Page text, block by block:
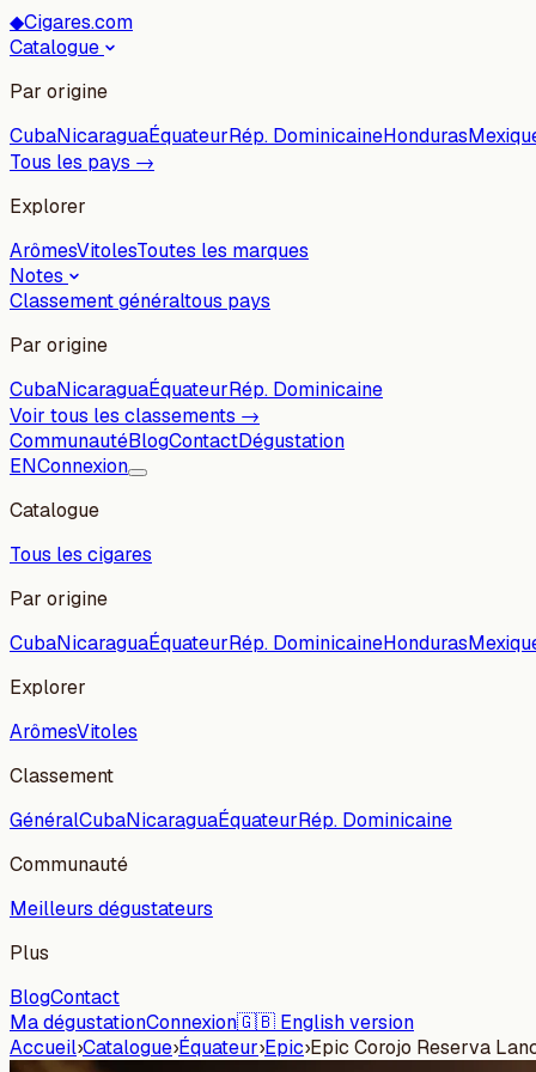
◆Cigares.com
Catalogue
Par origine
CubaNicaraguaÉquateurRép. DominicaineHonduras
Tous les pays →
Explorer
ArômesVitolesToutes les marques
Notes
Classement généraltous pays
Par origine
CubaNicaraguaÉquateurRép. Dominicaine
Voir tous les classements →
CommunautéBlogContactDégustation
ENConnexion
Catalogue
Tous les cigares
Par origine
CubaNicaraguaÉquateurRép. DominicaineHonduras
Explorer
ArômesVitoles
Classement
GénéralCubaNicaraguaÉquateurRép. Dominicaine
Communauté
Meilleurs dégustateurs
Plus
BlogContact
Ma dégustationConnexion🇬🇧 English version
Accueil›Catalogue›Équateur›Epic›Epic Corojo Reserva